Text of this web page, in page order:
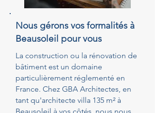
Nous gérons vos formalités à
Beausoleil pour vous
La construction ou la rénovation de
bâtiment est un domaine
particulièrement réglementé en
France. Chez GBA Architectes, en
tant qu'architecte villa 135 m² à